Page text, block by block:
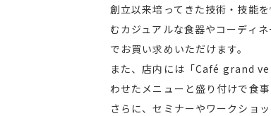
創立以来培ってきた技術・技能
むカジュアルな食器やコーディ
でお買い求めいただけます。
また、店内には「Café grand
わせたメニューと盛り付けで食
さらに、セミナーやワークショ